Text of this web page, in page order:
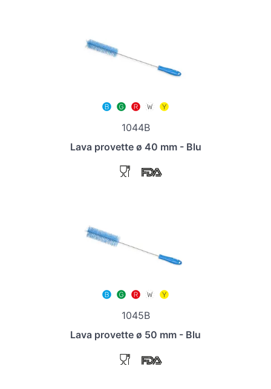
1044B
Lava provette ø 40 mm - Blu
1045B
Lava provette ø 50 mm - Blu